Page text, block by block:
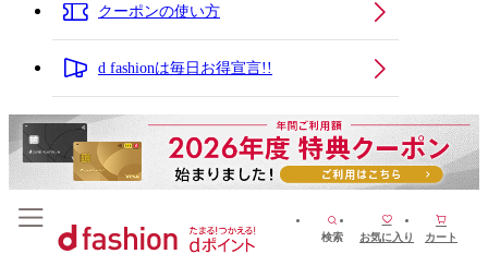
クーポンの使い方
d fashionは毎日お得宣言!!
検索 お気に入り カート